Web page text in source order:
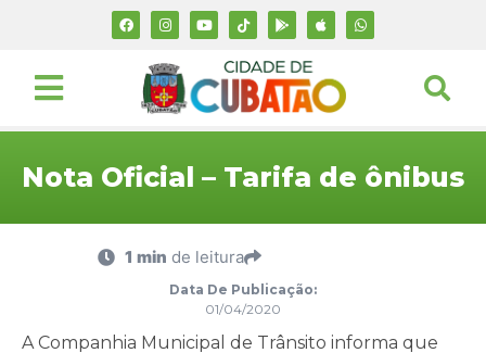
Nota Oficial – Tarifa de ônibus
1 min de leitura
Data De Publicação:
01/04/2020
A Companhia Municipal de Trânsito informa que